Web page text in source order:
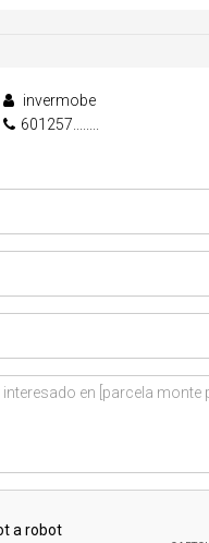
invermobe
601257........